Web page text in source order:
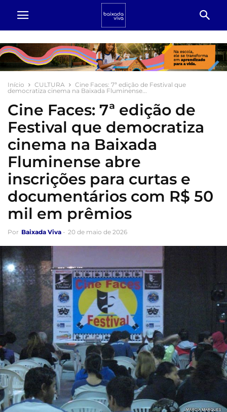
Início CULTURA
Cine Faces: 7ª edição de Festival que
democratiza cinema na Baixada Fluminense...
Cine Faces: 7ª edição de
Festival que democratiza
cinema na Baixada
Fluminense abre
inscrições para curtas e
documentários com R$ 50
mil em prêmios
Por Baixada Viva - 20 de maio de 2026